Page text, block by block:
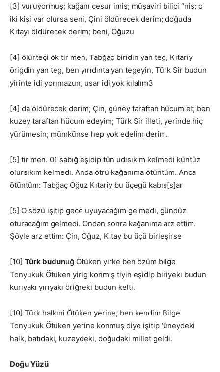
[3] vuruyormuş; kağanı cesur imiş; müşaviri bilici “niş; o
iki kişi var olursa seni, Çini öldürecek derim; doğuda
Kıtayı öldürecek derim; beni, Oğuzu
[4] ölürteçi ök tir men, Tabğaç biridin yan teg, Kıtariy
örigdin yan teg, ben yırıdınta yan tegeyin, Türk Sir budun
yirinte idi yorımazun, usar idi yok kılalım3
[4] da öldürecek derim; Çin, güney taraftan hücum et; ben
kuzey taraftan hücum edeyim; Türk Sir illeti, yerinde hiç
yürümesin; mümkünse hep yok edelim derim.
[5] tir men. 01 sabığ eşidip tün udısıkım kelmedi küntüz
olursıkım kelmedi. Anda ötrü kağanıma ötüntüm. Anca
ötüntüm: Tabğaç Oğuz Kıtariy bu üçegü kabış[s]ar
[5] O sözü işitip gece uyuyacağım gelmedi, gündüz
oturacağım gelmedi. Ondan sonra kağanıma arz ettim.
Şöyle arz ettim: Çin, Oğuz, Kıtay bu üçü birleşirse
[10] Türk budunuğ Ötüken yirke ben özüm bilge
Tonyukuk Ötüken yirig konmış tiyin eşidip biriyeki budun
kurıyakı yırıyakı öriğreki budun kelti.
[10] Türk halkıni Ötüken yerine, ben kendim Bilge
Tonyukuk Ötüken yerine konmuş diye işitip ‘üneydeki
halk, batıdaki, kuzeydeki, doğudaki miIlet geldi.
Doğu Yüzü